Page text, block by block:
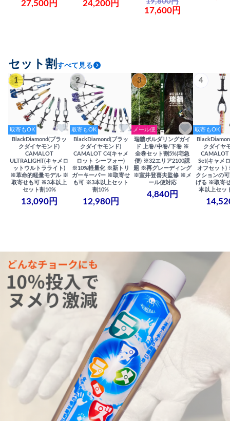
27,500円 24,200円
17,600円
セット割 すべて見る
1
取寄もOK
BlackDiamond(ブラッ
クダイヤモンド)
CAMALOT
ULTRALIGHT(キャメロ
ットウルトラライト)
※革命的軽量モデル ※
取寄せも可 ※3本以上
セット割10%
13,090円
2
取寄もOK
BlackDiamond(ブラッ
クダイヤモンド)
CAMALOT C4(キャメ
ロット シーフォー)
※10%軽量化 ※新トリ
ガーキーパー ※取寄せ
も可 ※3本以上セット
割10%
12,980円
3
メール便
瑞牆ボルダリングガイ
ド 上巻/中巻/下巻 ※
全巻セット割5%(宅急
便) ※32エリア2100課
題 ※再グレーディング
※室井登喜夫監修 ※メ
ール便対応
4,840円
4
取寄もOK
クダイヤ
Set(キャメ
オフセット)
クションの
げる ※取寄
本以上セッ